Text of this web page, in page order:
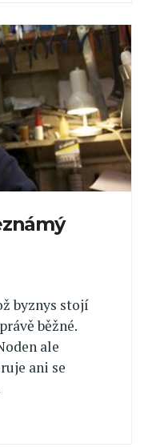
byznys stojí
běžné.
ale
ani se